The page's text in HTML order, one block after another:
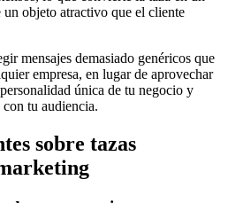
objeto atractivo que el cliente
mensajes demasiado genéricos que
empresa, en lugar de aprovechar
única de tu negocio y
con tu audiencia.
sobre tazas